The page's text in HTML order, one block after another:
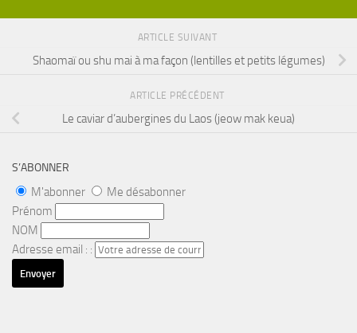
ARTICLE SUIVANT
Shaomaï ou shu mai à ma façon (lentilles et petits légumes)
ARTICLE PRÉCÉDENT
Le caviar d’aubergines du Laos (jeow mak keua)
S’ABONNER
M'abonner
Me désabonner
Prénom
NOM
Adresse email : :